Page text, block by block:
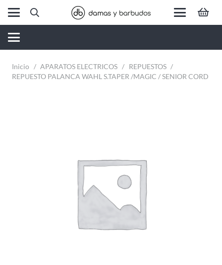
Inicio / APARATOS ELECTRICOS / REPUESTOS /
REPUESTO PALANCA WAHL S.TAPER /MAGIC / SENIOR CORD